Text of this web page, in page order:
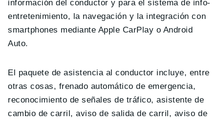
información del conductor y para el sistema de info-
entretenimiento, la navegación y la integración con
smartphones mediante Apple CarPlay o Android
Auto.
El paquete de asistencia al conductor incluye, entre
otras cosas, frenado automático de emergencia,
reconocimiento de señales de tráfico, asistente de
cambio de carril, aviso de salida de carril, aviso de